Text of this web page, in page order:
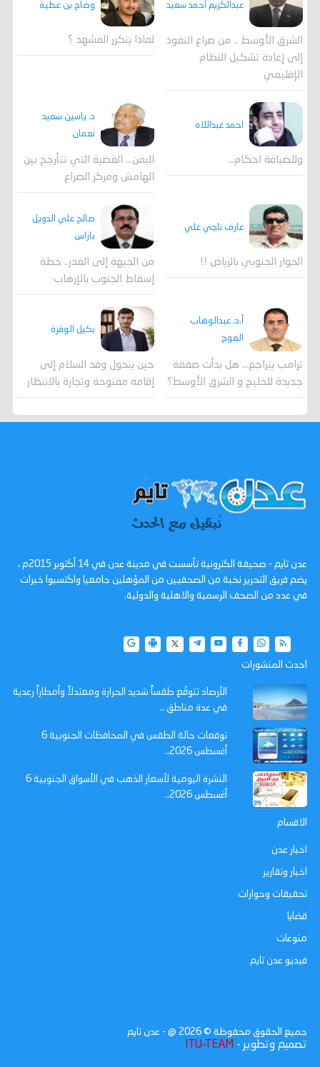
عبدالكريم أحمد سعيد
الشرق الأوسط .. من صراع النفوذ
إلى إعادة تشكيل النظام
الإقليمي
وضاح بن عطية
لماذا يتكرر المشهد ؟
احمد عبداللاه
وللضيافة احكام…
د. ياسين سعيد
نعمان
اليمن… القضية التي تتأرجح بين
الهامش ومركز الصراع
عارف ناجي علي
الحوار الجنوبي بالرياض !!
صالح علي الدويل
باراس
من الجبهة إلى الغدر.. خطة
إسقاط الجنوب بالإرهاب
أ.د. عبدالوهاب
العوج
ترامب يتراجع... هل بدأت صفقة
جديدة للخليج و الشرق الأوسط؟
بكيل الوقزة
حين يتحول وفد السلام إلى
إقامة مفتوحة وتجارة بالانتظار
عدن تايم - صحيفة الكترونية تأسست في مدينة عدن في 14 أكتوبر 2015م ،
يضم فريق التحرير نخبة من الصحفيين من المؤهلين جامعيا واكتسبوا خبرات
في عدد من الصحف الرسمية والاهلية والدولية.
احدث المنشورات
الأرصاد تتوقّع طقساً شديد الحرارة ومعتدلاً وأمطاراً رعدية
في عدة مناطق ..
توقعات حالة الطقس في المحافظات الجنوبية 6
أغسطس 2026..
النشرة اليومية لأسعار الذهب في الأسواق الجنوبية 6
أغسطس 2026..
الاقسام
اخبار عدن
اخبار وتقارير
تحقيقات وحوارات
قضايا
منوعات
فيديو عدن تايم
جميع الحقوق محفوظة © 2026 @ - عدن تايم
تصميم وتطوير - ITU-TEAM